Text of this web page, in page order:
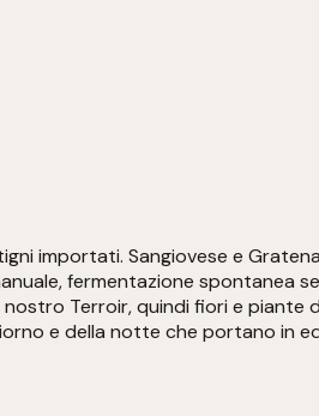
importati. Sangiovese e
fermentazione spontanea
Terroir, quindi fiori e
e della notte che portano in